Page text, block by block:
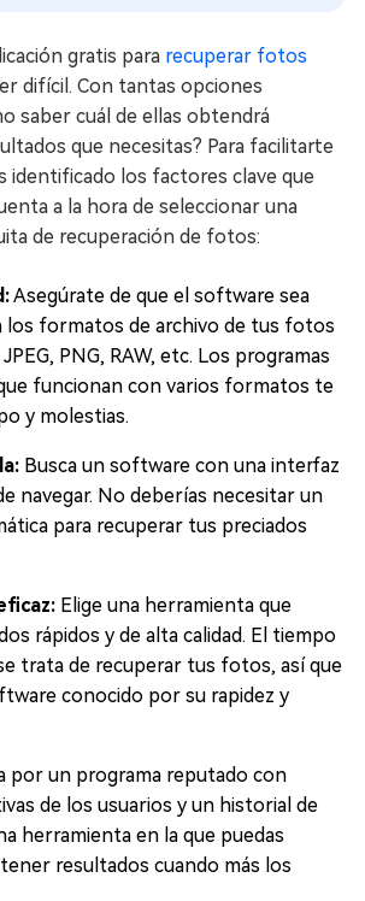
gratis para recuperar fotos
difícil. Con tantas opciones
saber cuál de ellas obtendrá
que necesitas? Para facilitarte
identificado los factores clave que
a la hora de seleccionar una
de recuperación de fotos:
Asegúrate de que el software sea
los formatos de archivo de tus fotos
PNG, RAW, etc. Los programas
funcionan con varios formatos te
y molestias.
Busca un software con una interfaz
navegar. No deberías necesitar un
para recuperar tus preciados
Elige una herramienta que
rápidos y de alta calidad. El tiempo
trata de recuperar tus fotos, así que
conocido por su rapidez y
por un programa reputado con
de los usuarios y un historial de
herramienta en la que puedas
resultados cuando más los